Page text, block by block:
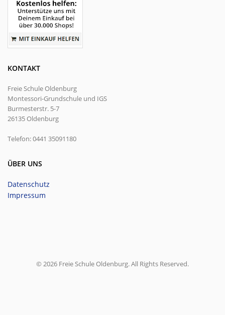
KONTAKT
Freie Schule Oldenburg
Montessori-Grundschule und IGS
Burmesterstr. 5-7
26135 Oldenburg
Telefon: 0441 35091180
ÜBER UNS
Datenschutz
Impressum
© 2026 Freie Schule Oldenburg. All Rights Reserved.